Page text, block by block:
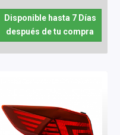
Disponible hasta 7 Días
después de tu compra